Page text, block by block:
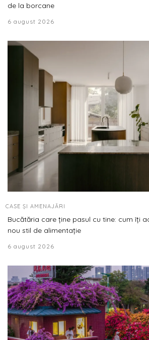
de la borcane
6 august 2026
CASE ȘI AMENAJĂRI
Bucătăria care ține pasul cu tine: cum îți
nou stil de alimentație
6 august 2026